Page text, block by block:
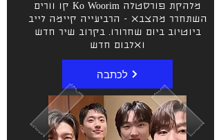
קו וורים Ko Woorim מלהקת פורסטלה
השתחרר מהצבא - הרביעייה קיימה לייב
ביוטיוב ביום שחרורו. בקרוב שיר חדש
ואלבום חדש
לכתבה